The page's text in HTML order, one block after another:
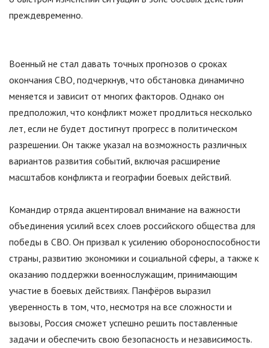
преждевременно.
Военный не стал давать точных прогнозов о сроках
окончания СВО, подчеркнув, что обстановка динамично
меняется и зависит от многих факторов. Однако он
предположил, что конфликт может продлиться несколько
лет, если не будет достигнут прогресс в политическом
разрешении. Он также указал на возможность различных
вариантов развития событий, включая расширение
масштабов конфликта и географии боевых действий.
Командир отряда акцентировал внимание на важности
объединения усилий всех слоев российского общества для
победы в СВО. Он призвал к усилению обороноспособности
страны, развитию экономики и социальной сферы, а также к
оказанию поддержки военнослужащим, принимающим
участие в боевых действиях. Панфёров выразил
уверенность в том, что, несмотря на все сложности и
вызовы, Россия сможет успешно решить поставленные
задачи и обеспечить свою безопасность и независимость.